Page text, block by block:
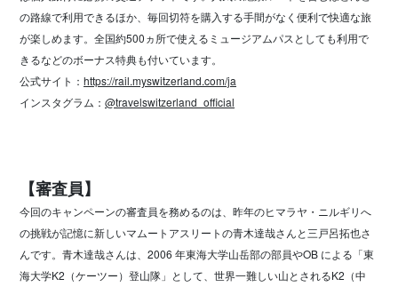
の路線で利用できるほか、毎回切符を購入する手間がなく便利で快適な旅
が楽しめます。全国約500ヵ所で使えるミュージアムパスとしても利用で
きるなどのボーナス特典も付いています。
公式サイト： https://rail.myswitzerland.com/ja
インスタグラム： @travelswitzerland_official
【審査員】
今回のキャンペーンの審査員を務めるのは、昨年のヒマラヤ・ニルギリへ
の挑戦が記憶に新しいマムートアスリートの青木達哉さんと三戸呂拓也さ
んです。青木達哉さんは、2006 年東海大学山岳部の部員やOB による「東
海大学K2（ケーツー）登山隊」として、世界一難しい山とされるK2（中